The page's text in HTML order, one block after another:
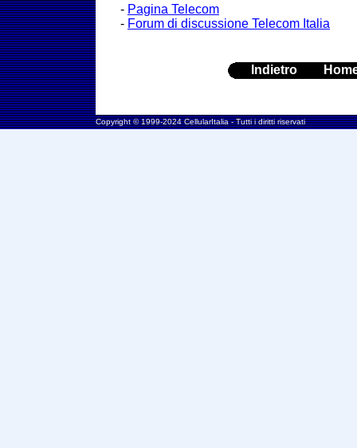
- Pagina Telecom
- Forum di discussione Telecom Italia
Indietro
Copyright © 1999-2024 CellularItalia - Tutti i diritti riservati